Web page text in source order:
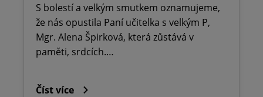
S bolestí a velkým smutkem oznamujeme,
že nás opustila Paní učitelka s velkým P,
Mgr. Alena Špirková, která zůstává v
paměti, srdcích.…
Číst více